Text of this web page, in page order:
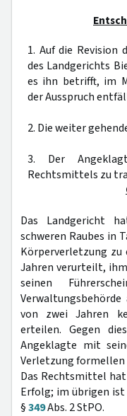
1. Auf die Revision
des Landgerichts
es ihn betrifft, im
der Ausspruch
2. Die weiter
3. Der
Rechtsmittels zu
Das Landgericht
schweren Raubes in
Körperverletzung zu
Jahren verurteilt,
seinen
von zwei Jahren
erteilen. Gegen
Angeklagte mit
Verletzung
Das Rechtsmittel
Erfolg; im übrigen ist
§349Abs. 2 StPO.